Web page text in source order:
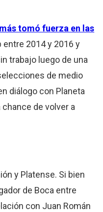
tomó fuerza en las
entre 2014 y 2016 y
trabajo luego de una
de medio
diálogo con Planeta
de volver a
y Platense. Si bien
de Boca entre
con Juan Román